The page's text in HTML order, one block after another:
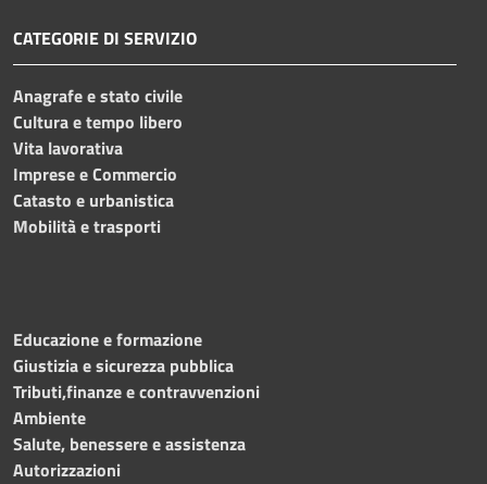
CATEGORIE DI SERVIZIO
Anagrafe e stato civile
Cultura e tempo libero
Vita lavorativa
Imprese e Commercio
Catasto e urbanistica
Mobilità e trasporti
Educazione e formazione
Giustizia e sicurezza pubblica
Tributi,finanze e contravvenzioni
Ambiente
Salute, benessere e assistenza
Autorizzazioni